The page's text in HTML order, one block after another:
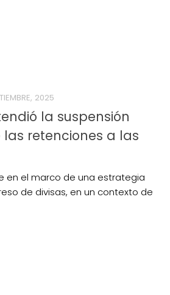
2025
la suspensión
retenciones a las
en el marco de una estrategia
de divisas, en un contexto de